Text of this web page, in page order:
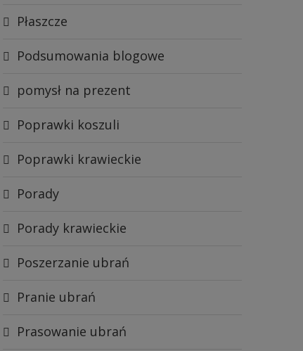
Płaszcze
Podsumowania blogowe
pomysł na prezent
Poprawki koszuli
Poprawki krawieckie
Porady
Porady krawieckie
Poszerzanie ubrań
Pranie ubrań
Prasowanie ubrań